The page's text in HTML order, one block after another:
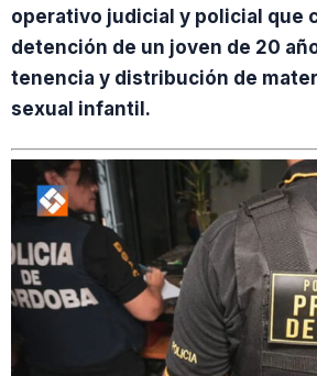
operativo judicial y policial que
detención de un joven de 20
tenencia y distribución de
sexual infantil.